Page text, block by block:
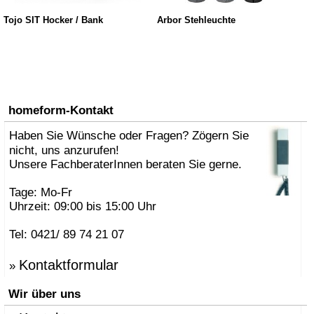
Tojo SIT Hocker / Bank Arbor Stehleuchte
homeform-Kontakt
Haben Sie Wünsche oder Fragen? Zögern Sie
nicht, uns anzurufen!
Unsere FachberaterInnen beraten Sie gerne.
Tage: Mo-Fr
Uhrzeit: 09:00 bis 15:00 Uhr
Tel: 0421/ 89 74 21 07
» Kontaktformular
Wir über uns